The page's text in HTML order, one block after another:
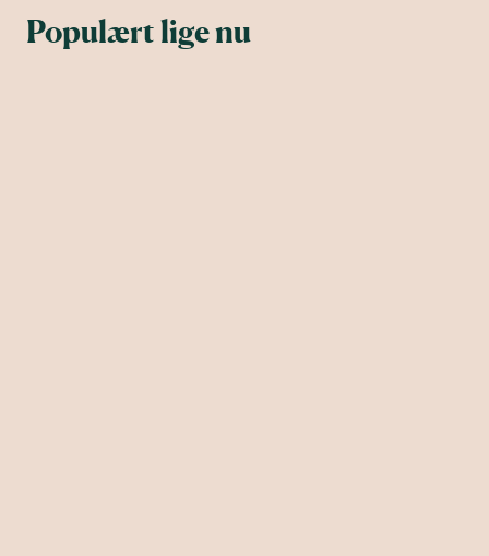
Populært lige nu